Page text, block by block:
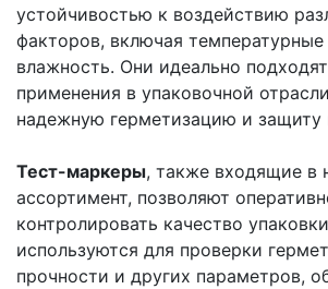
устойчивостью к воздействию
факторов, включая
влажность. Они идеально
применения в упаковочной
надежную герметизацию и защиту
Тест-маркеры, также входящие в
ассортимент, позволяют
контролировать качество
используются для проверки
прочности и других параметров,